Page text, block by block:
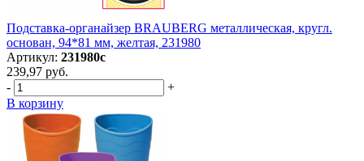
Подставка-органайзер BRAUBERG металлическая, кругл.
основан, 94*81 мм, желтая, 231980
Артикул: 231980с
239,97 руб.
-
+
В корзину